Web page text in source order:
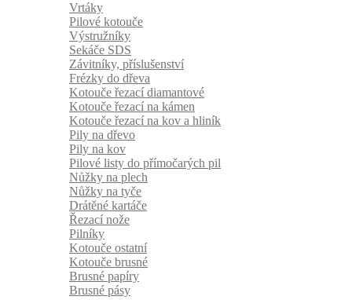
Vrtáky
Pilové kotouče
Výstružníky
Sekáče SDS
Závitníky, příslušenství
Frézky do dřeva
Kotouče řezací diamantové
Kotouče řezací na kámen
Kotouče řezací na kov a hliník
Pily na dřevo
Pily na kov
Pilové listy do přímočarých pil
Nůžky na plech
Nůžky na tyče
Drátěné kartáče
Řezací nože
Pilníky
Kotouče ostatní
Kotouče brusné
Brusné papíry
Brusné pásy